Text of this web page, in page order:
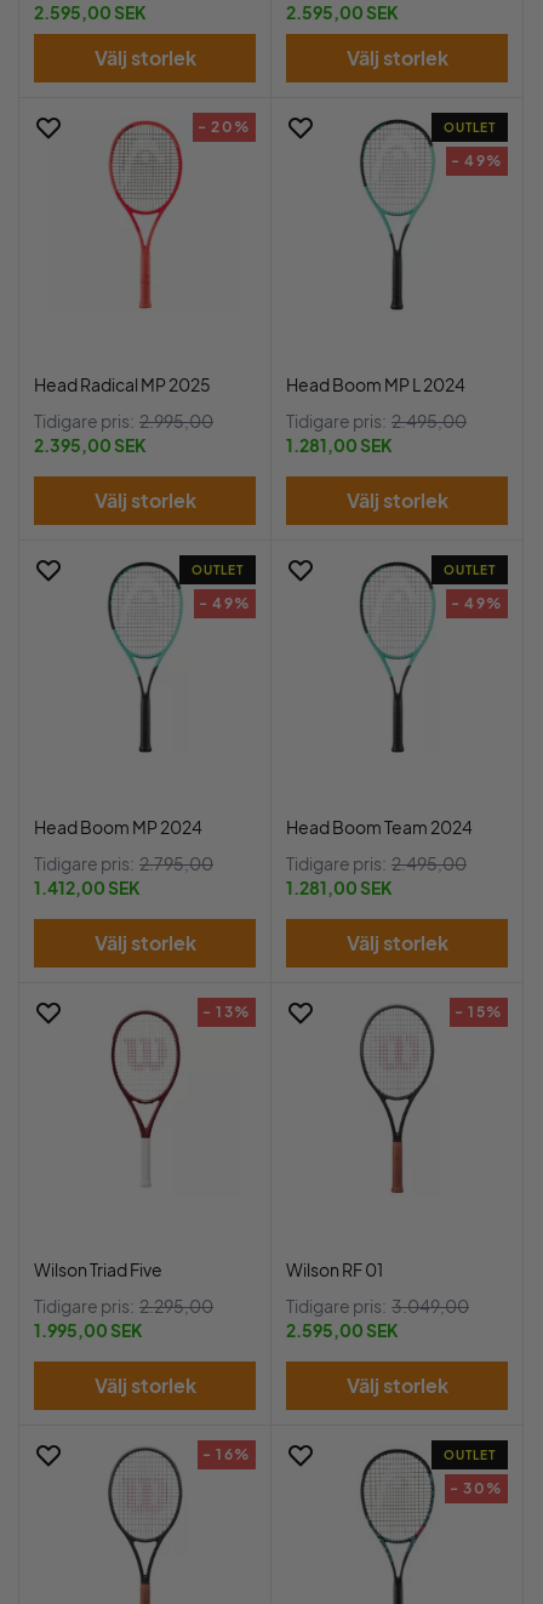
2.595,00 SEK
Välj storlek
2.595,00 SEK
Välj storlek
- 20%
Head Radical MP 2025
Tidigare pris: 2.995,00
2.395,00 SEK
Välj storlek
OUTLET
- 49%
Head Boom MP L 2024
Tidigare pris: 2.495,00
1.281,00 SEK
Välj storlek
OUTLET
- 49%
Head Boom MP 2024
Tidigare pris: 2.795,00
1.412,00 SEK
Välj storlek
OUTLET
- 49%
Head Boom Team 2024
Tidigare pris: 2.495,00
1.281,00 SEK
Välj storlek
- 13%
Wilson Triad Five
Tidigare pris: 2.295,00
1.995,00 SEK
Välj storlek
- 15%
Wilson RF 01
Tidigare pris: 3.049,00
2.595,00 SEK
Välj storlek
- 16% OUTLET
- 30%